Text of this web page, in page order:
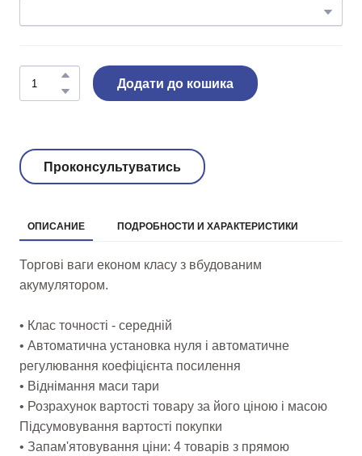
Додати до кошика
Проконсультуватись
ОПИСАНИЕ ПОДРОБНОСТИ И ХАРАКТЕРИСТИКИ
Торгові ваги економ класу з вбудованим
акумулятором.
• Клас точності - середній
• Автоматична установка нуля і автоматичне
регулювання коефіцієнта посилення
• Віднімання маси тари
• Розрахунок вартості товару за його ціною і масою
Підсумовування вартості покупки
• Запам'ятовування ціни: 4 товарів з прямою